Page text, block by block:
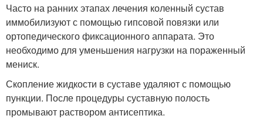
Часто на ранних этапах лечения коленный сустав
иммобилизуют с помощью гипсовой повязки или
ортопедического фиксационного аппарата. Это
необходимо для уменьшения нагрузки на пораженный
мениск.
Скопление жидкости в суставе удаляют с помощью
пункции. После процедуры суставную полость
промывают раствором антисептика.